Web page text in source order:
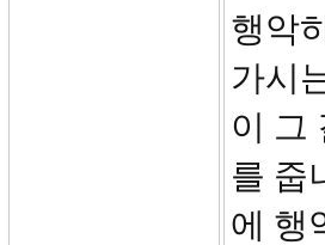
행악
가시
이 그
를 줍
에 행